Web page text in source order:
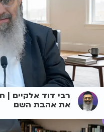
רבי דוד אלקיים |
את אהבת השם